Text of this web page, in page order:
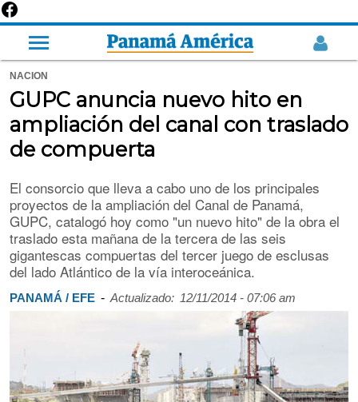
NACION
GUPC anuncia nuevo hito en
ampliación del canal con traslado
de compuerta
El consorcio que lleva a cabo uno de los principales
proyectos de la ampliación del Canal de Panamá,
GUPC, catalogó hoy como "un nuevo hito" de la obra el
traslado esta mañana de la tercera de las seis
gigantescas compuertas del tercer juego de esclusas
del lado Atlántico de la vía interoceánica.
PANAMÁ / EFE - Actualizado: 12/11/2014 - 07:06 am